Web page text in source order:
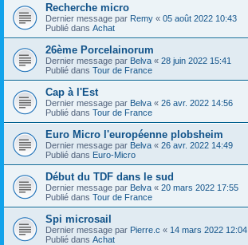
Recherche micro
Dernier message par Remy « 05 août 2022 10:43
Publié dans Achat
26ème Porcelainorum
Dernier message par Belva « 28 juin 2022 15:41
Publié dans Tour de France
Cap à l'Est
Dernier message par Belva « 26 avr. 2022 14:56
Publié dans Tour de France
Euro Micro l'européenne plobsheim
Dernier message par Belva « 26 avr. 2022 14:49
Publié dans Euro-Micro
Début du TDF dans le sud
Dernier message par Belva « 20 mars 2022 17:55
Publié dans Tour de France
Spi microsail
Dernier message par Pierre.c « 14 mars 2022 12:04
Publié dans Achat